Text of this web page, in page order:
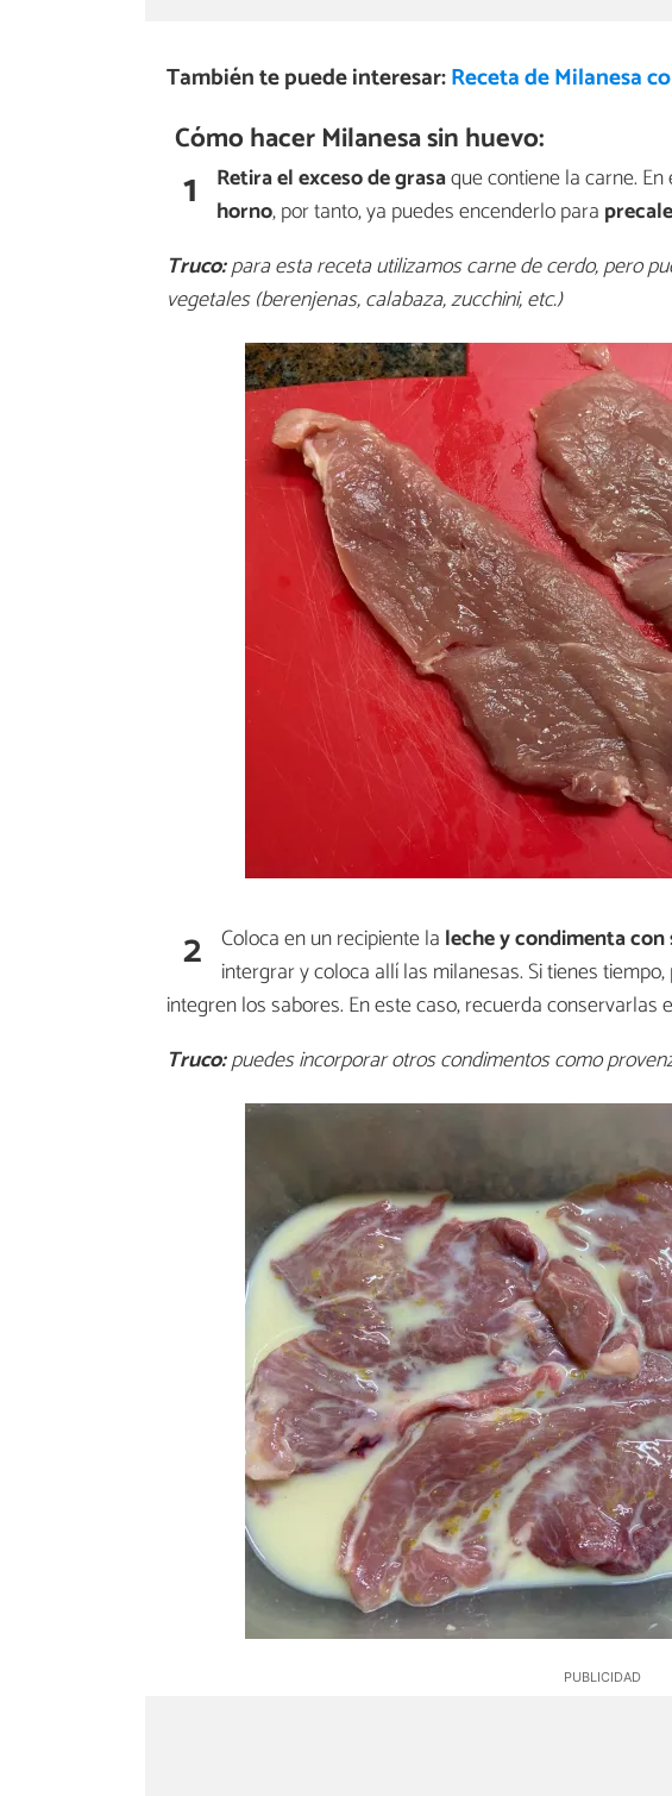
También te puede interesar:Receta de Milanesa
Cómo hacer Milanesa sin huevo:
1 Retira el exceso de grasaque contiene la carne.
horno, por tanto, ya puedes encenderlo para
Truco:para esta receta utilizamos carne de cerdo, pero
vegetales (berenjenas, calabaza, zucchini, etc.)
2 Coloca en un recipiente la leche y condimenta
intergrar y coloca allí las milanesas. Si tienes
integren los sabores. En este caso, recuerda conservarlas
Truco:puedes incorporar otros condimentos como